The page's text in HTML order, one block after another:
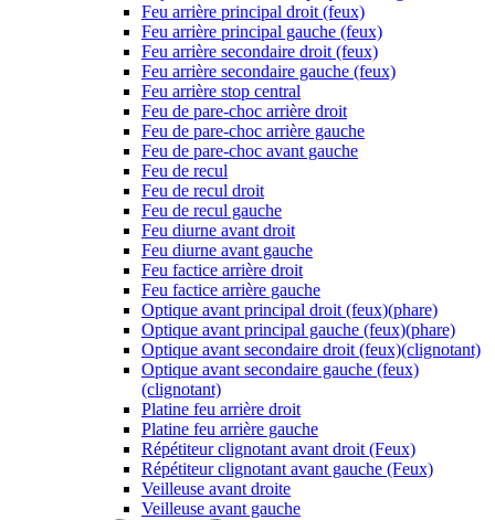
Feu arrière principal droit (feux)
Feu arrière principal gauche (feux)
Feu arrière secondaire droit (feux)
Feu arrière secondaire gauche (feux)
Feu arrière stop central
Feu de pare-choc arrière droit
Feu de pare-choc arrière gauche
Feu de pare-choc avant gauche
Feu de recul
Feu de recul droit
Feu de recul gauche
Feu diurne avant droit
Feu diurne avant gauche
Feu factice arrière droit
Feu factice arrière gauche
Optique avant principal droit (feux)(phare)
Optique avant principal gauche (feux)(phare)
Optique avant secondaire droit (feux)(clignotant)
Optique avant secondaire gauche (feux)
(clignotant)
Platine feu arrière droit
Platine feu arrière gauche
Répétiteur clignotant avant droit (Feux)
Répétiteur clignotant avant gauche (Feux)
Veilleuse avant droite
Veilleuse avant gauche